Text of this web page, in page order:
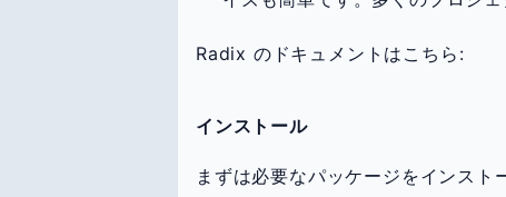
Radix のドキュメントはこちら:
インストール
まずは必要なパッケージをインスト